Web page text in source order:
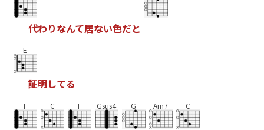
代わりなんて居ない色だと
E
証明してる
F C F Gsus4 G Am7 C